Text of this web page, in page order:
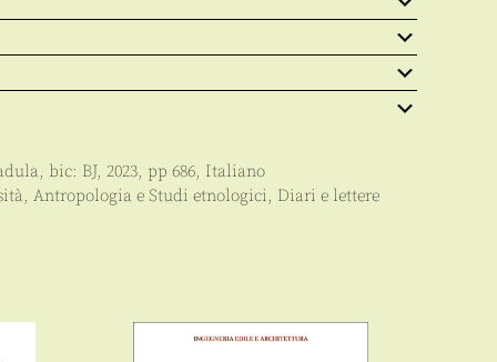
, bic: BJ, 2023, pp 686, Italiano
, Antropologia e Studi etnologici, Diari e lettere